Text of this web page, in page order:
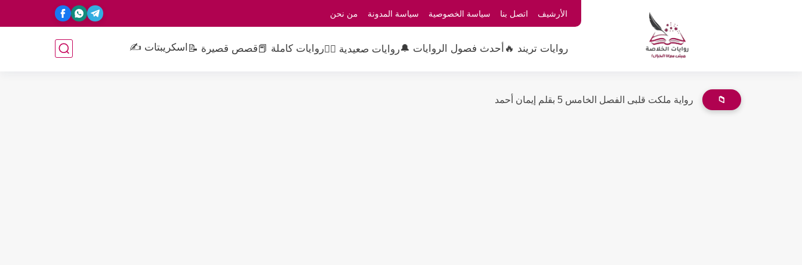
الأرشيف اتصل بنا سياسة الخصوصية سياسة المدونة من نحن
روايات تريند 🔥 أحدث فصول الروايات 🔔روايات صعيدية 👳‍♂️روايات كاملة 📕قصص قصيرة 📝 اسكريبتات ✍️
📁 رواية ملكت قلبى الفصل الخامس 5 بقلم إيمان أحمد